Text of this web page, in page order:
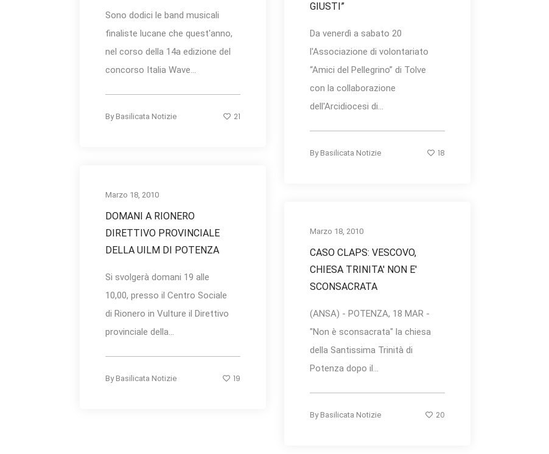
Sono dodici le band musicali
finaliste lucane che quest'anno,
nel corso della 14a edizione del
concorso Italia Wave...
By Basilicata Notizie 21
GIUSTI”
Da venerdì a sabato 20
l'Associazione di volontariato
“Amici del Pellegrino” di Tolve
con la collaborazione
dell'Arcidiocesi di...
By Basilicata Notizie 18
Marzo 18, 2010
DOMANI A RIONERO
DIRETTIVO PROVINCIALE
DELLA UILM DI POTENZA
Si svolgerà domani 19 alle
10,00, presso il Centro Sociale
di Rionero in Vulture il Direttivo
provinciale della...
By Basilicata Notizie 19
Marzo 18, 2010
CASO CLAPS: VESCOVO,
CHIESA TRINITA' NON E'
SCONSACRATA
(ANSA) - POTENZA, 18 MAR -
"Non è sconsacrata" la chiesa
della Santissima Trinità di
Potenza dopo il...
By Basilicata Notizie 20